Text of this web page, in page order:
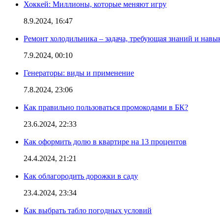
Хоккей: Миллионы, которые меняют игру
8.9.2024, 16:47
Ремонт холодильника – задача, требующая знаний и
7.9.2024, 00:10
Генераторы: виды и применение
7.8.2024, 23:06
Как правильно пользоваться промокодами в БК?
23.6.2024, 22:33
Как оформить долю в квартире на 13 процентов
24.4.2024, 21:21
Как облагородить дорожки в саду
23.4.2024, 23:34
Как выбрать табло погодных условий